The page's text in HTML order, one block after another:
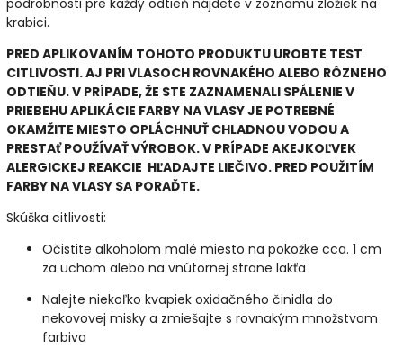
podrobnosti pre každý odtieň nájdete v zoznamu zložiek na
krabici.
PRED APLIKOVANÍM TOHOTO PRODUKTU UROBTE TEST
CITLIVOSTI. AJ PRI VLASOCH ROVNAKÉHO ALEBO RÔZNEHO
ODTIEŇU. V PRÍPADE, ŽE STE ZAZNAMENALI SPÁLENIE V
PRIEBEHU APLIKÁCIE FARBY NA VLASY JE POTREBNÉ
OKAMŽITE MIESTO OPLÁCHNUŤ CHLADNOU VODOU A
PRESTAť POUŽÍVAŤ VÝROBOK. V PRÍPADE AKEJKOĽVEK
ALERGICKEJ REAKCIE HĽADAJTE LIEČIVO. PRED POUŽITÍM
FARBY NA VLASY SA PORAĎTE.
Skúška citlivosti:
Očistite alkoholom malé miesto na pokožke cca. 1 cm
za uchom alebo na vnútornej strane lakťa
Nalejte niekoľko kvapiek oxidačného činidla do
nekovovej misky a zmiešajte s rovnakým množstvom
farbiva